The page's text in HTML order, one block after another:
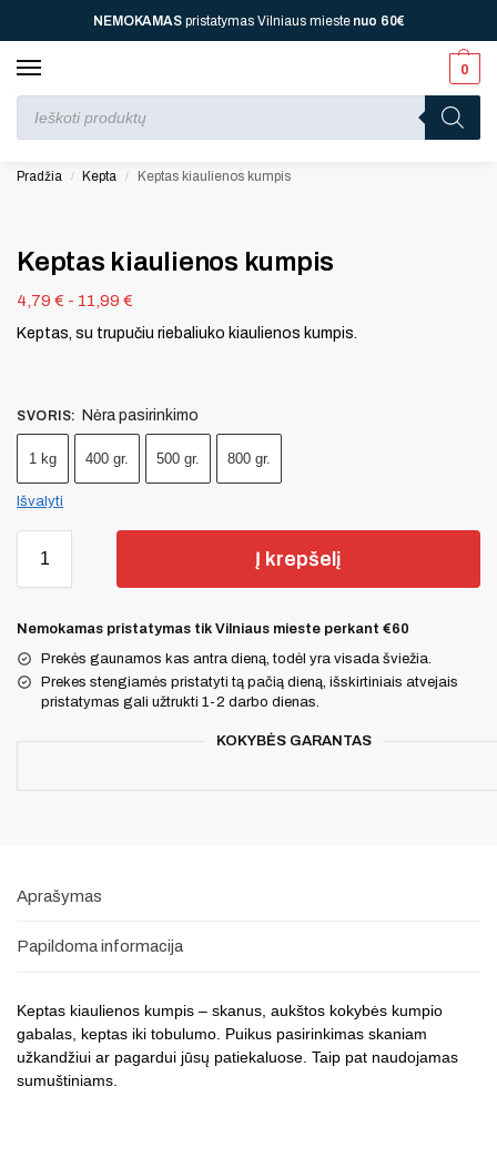
NEMOKAMASpristatymas Vilniaus miestenuo 60€
0
Perkant nuo70 € ⚡ jūsų laukia viena dovana, nuo dvi, nuo150 € ⚡
Pradžia / Kepta / Keptas kiaulienos kumpis
Keptas kiaulienos kumpis
4,79 € - 11,99 €
Keptas, su trupučiu riebaliuko kiaulienos kumpis.
SVORIS: Nėra pasirinkimo
1 kg 400 gr. 500 gr. 800 gr.
Išvalyti
Į krepšelį
Nemokamas pristatymas tik Vilniaus mieste perkant €60
Prekės gaunamos kas antra dieną, todėl yra visada šviežia.
Prekes stengiamės pristatyti tą pačią dieną, išskirtiniais atvejais
pristatymas gali užtrukti 1-2 darbo dienas.
KOKYBĖS GARANTAS
Aprašymas
Papildoma informacija
Keptas kiaulienos kumpis – skanus, aukštos kokybės kumpio
gabalas, keptas iki tobulumo. Puikus pasirinkimas skaniam
užkandžiui ar pagardui jūsų patiekaluose. Taip pat naudojamas
sumuštiniams.